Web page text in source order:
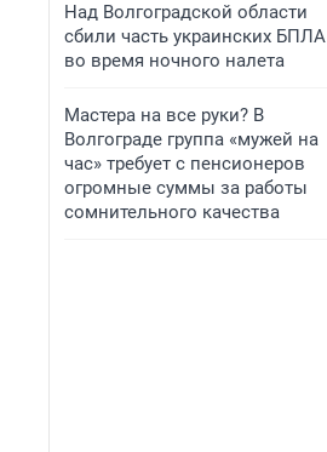
Над Волгоградской области
сбили часть украинских БПЛА
во время ночного налета
Мастера на все руки? В
Волгограде группа «мужей на
час» требует с пенсионеров
огромные суммы за работы
сомнительного качества